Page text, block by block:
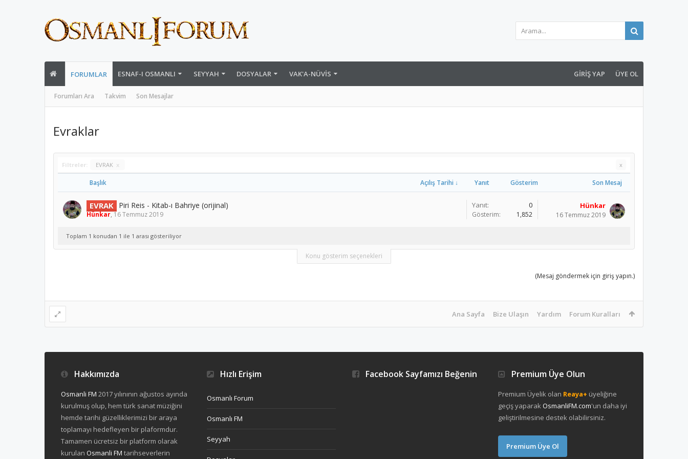
FORUMLAR
Forumları Ara Takvim Son Mesajlar
ESNAF-I OSMANLI SEYYAH DOSYALAR VAK'A-NÜVIS GIRIŞ YAP ÜYE OL
Evraklar
Filtreler: EVRAK x x
Başlık Açılış Tarihi ↓ Yanıt Gösterim Son Mesaj
EVRAK Piri Reis - Kitab-ı Bahriye (orijinal)
Hünkar,16 Temmuz 2019
Yanıt: 0
Gösterim: 1,852
Hünkar
16 Temmuz 2019
Toplam 1 konudan 1 ile 1 arası gösteriliyor
Konu gösterim seçenekleri
(Mesaj göndermek için giriş yapın.)
Ana Sayfa Bize Ulaşın Yardım Forum Kuralları
Hakkımızda
Osmanli FM 2017 yılınının ağustos ayında
kurulmuş olup, hem türk sanat müziğini
hemde tarihi güzelliklerimizi bir araya
toplamayı hedefleyen bir plaformdur.
Tamamen ücretsiz bir platform olarak
kurulan Osmanli FM tarihseverlerin
Hızlı Erişim
Osmanlı Forum
Osmanlı FM
Seyyah
Facebook Sayfamızı Beğenin Premium Üye Olun
Premium Üyelik olan Reaya+ üyeliğine
geçiş yaparakOsmanliFM.com'un daha iyi
geliştirilmesine destek olabilirsiniz.
Premium Üye Ol